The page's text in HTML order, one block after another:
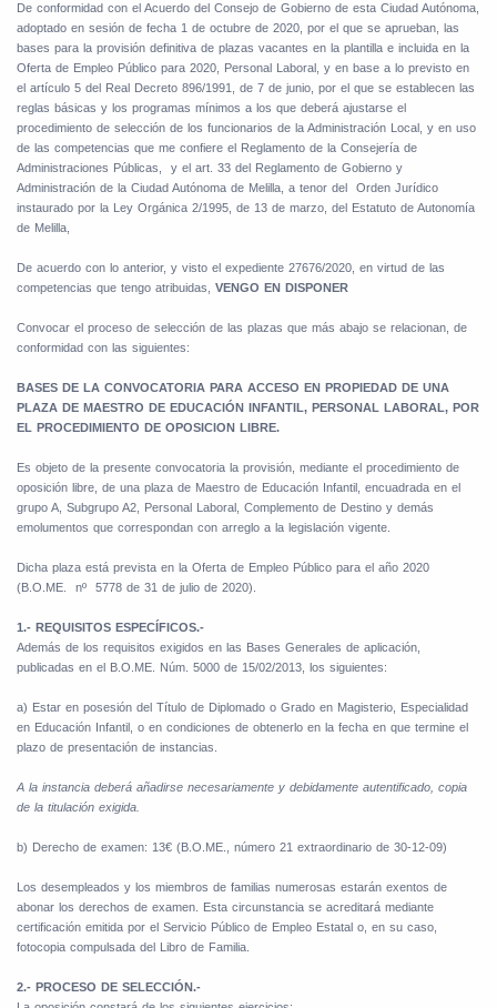
De conformidad con el Acuerdo del Consejo de Gobierno de esta Ciudad Autónoma,
adoptado en sesión de fecha 1 de octubre de 2020, por el que se aprueban, las
bases para la provisión definitiva de plazas vacantes en la plantilla e incluida en la
Oferta de Empleo Público para 2020, Personal Laboral, y en base a lo previsto en
el artículo 5 del Real Decreto 896/1991, de 7 de junio, por el que se establecen las
reglas básicas y los programas mínimos a los que deberá ajustarse el
procedimiento de selección de los funcionarios de la Administración Local, y en uso
de las competencias que me confiere el Reglamento de la Consejería de
Administraciones Públicas,
y el art. 33 del Reglamento de Gobierno y
Administración de la Ciudad Autónoma de Melilla, a tenor del
Orden Jurídico
instaurado por la Ley Orgánica 2/1995, de 13 de marzo, del Estatuto de Autonomía
de Melilla,
De acuerdo con lo anterior, y visto el expediente 27676/2020, en virtud de las
competencias que tengo atribuidas, VENGO EN DISPONER
Convocar el proceso de selección de las plazas que más abajo se relacionan, de
conformidad con las siguientes:
BASES DE LA CONVOCATORIA PARA ACCESO EN PROPIEDAD DE UNA
PLAZA DE MAESTRO DE EDUCACIÓN INFANTIL, PERSONAL LABORAL, POR
EL PROCEDIMIENTO DE OPOSICION LIBRE.
Es objeto de la presente convocatoria la provisión, mediante el procedimiento de
oposición libre, de una plaza de Maestro de Educación Infantil, encuadrada en el
grupo A, Subgrupo A2, Personal Laboral, Complemento de Destino y demás
emolumentos que correspondan con arreglo a la legislación vigente.
Dicha plaza está prevista en la Oferta de Empleo Público para el año 2020
(B.O.ME.
nº 5778 de 31 de julio de 2020).
1.- REQUISITOS ESPECÍFICOS.-
Además de los requisitos exigidos en las Bases Generales de aplicación,
publicadas en el B.O.ME. Núm. 5000 de 15/02/2013, los siguientes:
a) Estar en posesión del Título de Diplomado o Grado en Magisterio, Especialidad
en Educación Infantil, o en condiciones de obtenerlo en la fecha en que termine el
plazo de presentación de instancias.
A la instancia deberá añadirse necesariamente y debidamente autentificado, copia
de la titulación exigida.
b) Derecho de examen: 13€ (B.O.ME., número 21 extraordinario de 30-12-09)
Los desempleados y los miembros de familias numerosas estarán exentos de
abonar los derechos de examen. Esta circunstancia se acreditará mediante
certificación emitida por el Servicio Público de Empleo Estatal o, en su caso,
fotocopia compulsada del Libro de Familia.
2.- PROCESO DE SELECCIÓN.-